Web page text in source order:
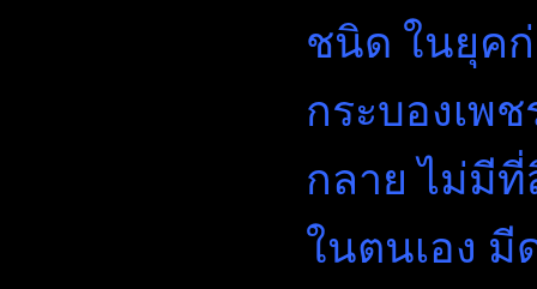
ชนิด ในยุคก่
กระบองเพ
กลาย ไม่มี
ในตนเอง